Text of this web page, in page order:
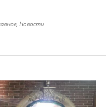
Новости